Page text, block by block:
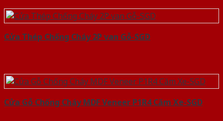
Cửa Thép Chống Cháy 2P van Gỗ-SGD
Cửa Gỗ Chống Cháy MDF Veneer P1R4 Căm Xe-SGD